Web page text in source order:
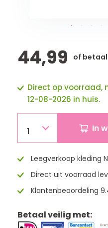
44,99 of
Direct op voorraad,
12-08-2026 in huis.
1 In
Leegverkoop kleding
Direct uit voorraad
Klantenbeoordeling
Betaal veilig met: